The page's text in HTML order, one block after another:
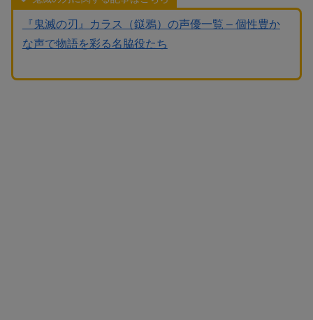
『鬼滅の刃』カラス（鎹鴉）の声優一覧 – 個性豊か
な声で物語を彩る名脇役たち